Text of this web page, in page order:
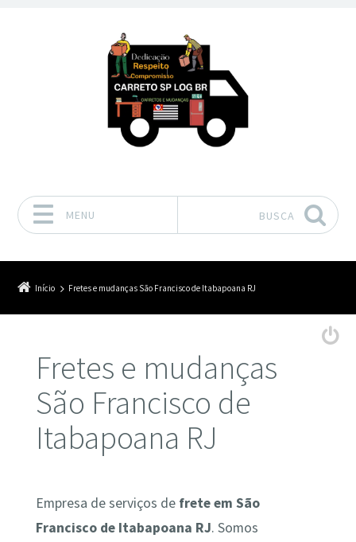
MENU BUSCA
Início Fretes e mudanças São Francisco de Itabapoana RJ
Fretes e mudanças
São Francisco de
Itabapoana RJ
Empresa de serviços de frete em São
Francisco de Itabapoana RJ. Somos